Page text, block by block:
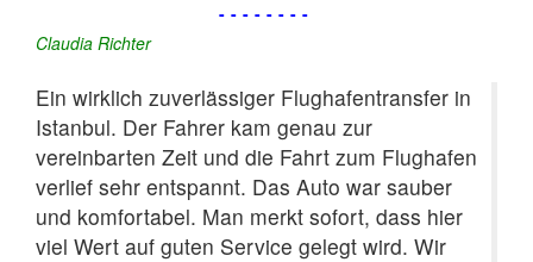
--------
Claudia Richter
Ein wirklich zuverlässiger Flughafentransfer in
Istanbul. Der Fahrer kam genau zur
vereinbarten Zeit und die Fahrt zum Flughafen
verlief sehr entspannt. Das Auto war sauber
und komfortabel. Man merkt sofort, dass hier
viel Wert auf guten Service gelegt wird. Wir